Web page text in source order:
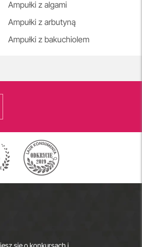
Ampułki z algami
Ampułki z arbutyną
Ampułki z bakuchiolem
się o konkursach i